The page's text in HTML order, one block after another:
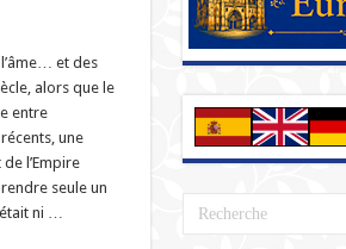
et des
alors que le
entre
une
l’Empire
seule un
ni …